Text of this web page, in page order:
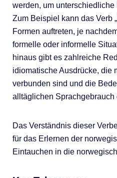
werden, um
Zum Beispiel kann das Verb
Formen auftreten, je
formelle oder informelle
hinaus gibt es zahlreiche
idiomatische Ausdrücke, die
verbunden sind und die
alltäglichen Sprachgebrauch
Das Verständnis dieser
für das Erlernen der
Eintauchen in die